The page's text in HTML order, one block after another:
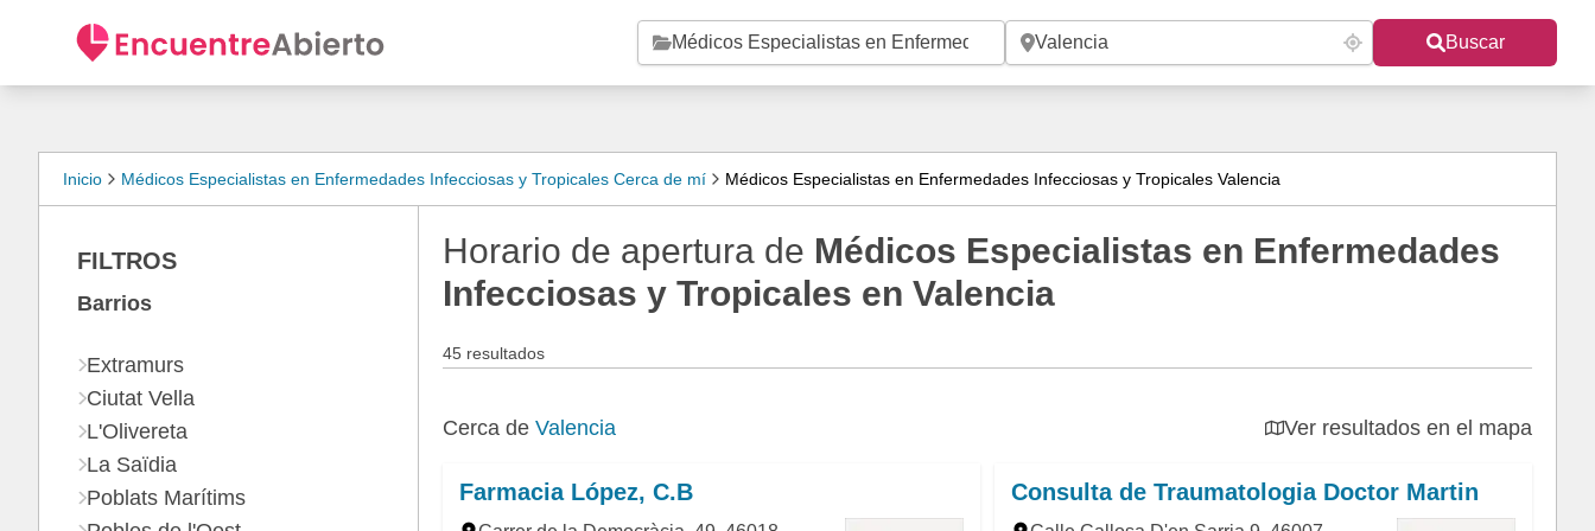
Buscar
Inicio Médicos Especialistas en Enfermedades Infecciosas y Tropicales Cerca de mí Médicos Especialistas en Enfermedades Infecciosas y Tropicales Valencia
Horario de apertura de Médicos Especialistas en Enfermedades
Infecciosas y Tropicales en Valencia
45 resultados
Cerca de Valencia Ver resultados en el mapa
Farmacia López, C.B Consulta de Traumatologia Doctor Martin
FILTROS
Barrios
Extramurs
Ciutat Vella
L'Olivereta
La Saïdia
Poblats Marítims